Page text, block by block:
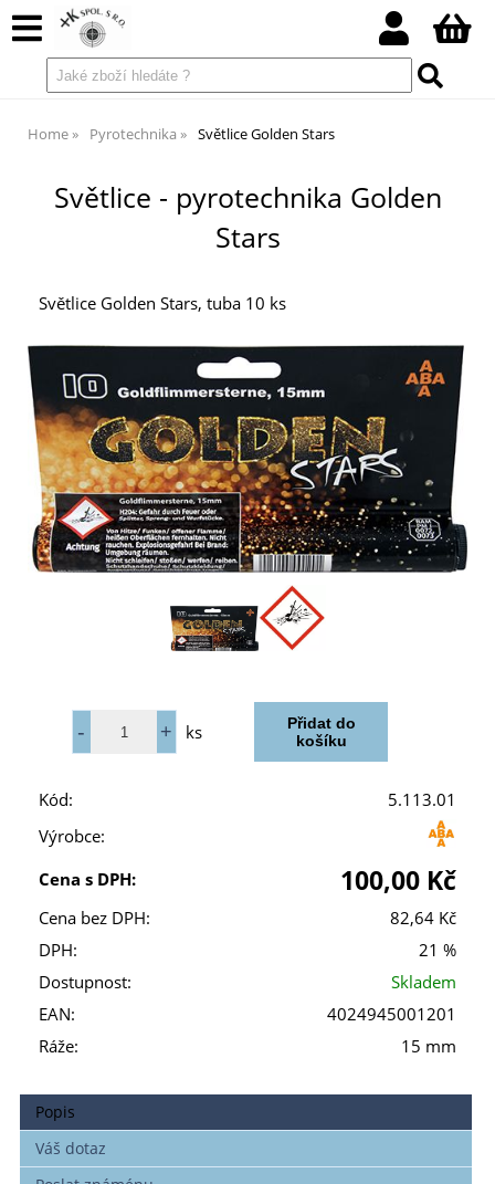
Home Pyrotechnika Světlice Golden Stars
Světlice - pyrotechnika Golden
Stars
Světlice Golden Stars, tuba 10 ks
ks
Kód:
5.113.01
Výrobce:
Cena s DPH:
100,00 Kč
Cena bez DPH:
82,64 Kč
DPH:
21 %
Dostupnost:
Skladem
EAN:
4024945001201
Ráže:
15 mm
Popis
Váš dotaz